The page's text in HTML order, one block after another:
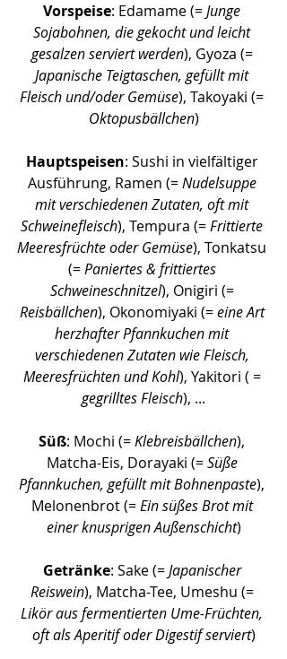
Vorspeise: Edamame (= Junge
Sojabohnen, die gekocht und leicht
gesalzen serviert werden), Gyoza (=
Japanische Teigtaschen, gefüllt mit
Fleisch und/oder Gemüse), Takoyaki (=
Oktopusbällchen)
Hauptspeisen: Sushi in vielfältiger
Ausführung, Ramen (= Nudelsuppe
mit verschiedenen Zutaten, oft mit
Schweinefleisch), Tempura (= Frittierte
Meeresfrüchte oder Gemüse), Tonkatsu
(= Paniertes & frittiertes
Schweineschnitzel), Onigiri (=
Reisbällchen), Okonomiyaki (= eine Art
herzhafter Pfannkuchen mit
verschiedenen Zutaten wie Fleisch,
Meeresfrüchten und Kohl), Yakitori ( =
gegrilltes Fleisch), ...
Süß: Mochi (= Klebreisbällchen),
Matcha-Eis, Dorayaki (= Süße
Pfannkuchen, gefüllt mit Bohnenpaste),
Melonenbrot (= Ein süßes Brot mit
einer knusprigen Außenschicht)
Getränke: Sake (= Japanischer
Reiswein), Matcha-Tee, Umeshu (=
Likör aus fermentierten Ume-Früchten,
oft als Aperitif oder Digestif serviert)